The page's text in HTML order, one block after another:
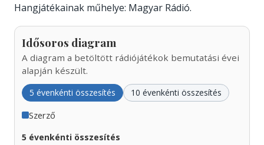
Hangjátékainak műhelye: Magyar Rádió.
Idősoros diagram
A diagram a betöltött rádiójátékok bemutatási évei
alapján készült.
5 évenkénti összesítés 10 évenkénti összesítés
Szerző
5 évenkénti összesítés